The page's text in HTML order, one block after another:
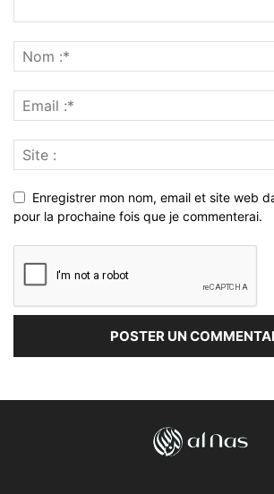
Enregistrer mon nom, email et site web
pour la prochaine fois que je commenterai.